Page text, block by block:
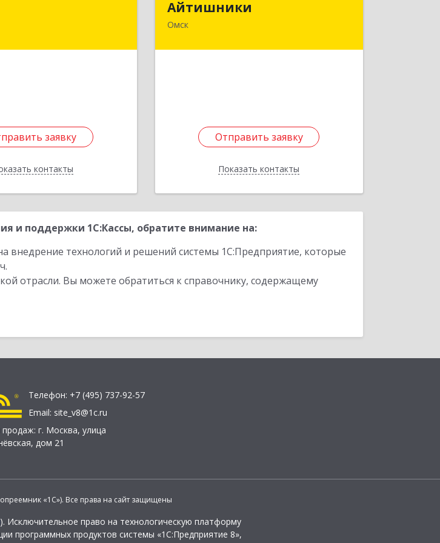
заявку
контакты
заявку
Назад
Айтишники
Омск
Отправить заявку
Показать контакты
644024, Омская обл, Омск г, Учебная
Отправить заявку
Назад
и поддержки 1С:Кассы, обратите внимание на:
внедрение технологий и решений системы 1С:Предприятие, которые
отрасли. Вы можете обратиться к справочнику, содержащему
Телефон: +7 (495) 737-92-57
Email: site_v8@1c.ru
г. Москва, улица
дом 21
«1С»). Все права на сайт защищены
). Исключительное право на технологическую платформу
программных продуктов системы «1С:Предприятие 8»,